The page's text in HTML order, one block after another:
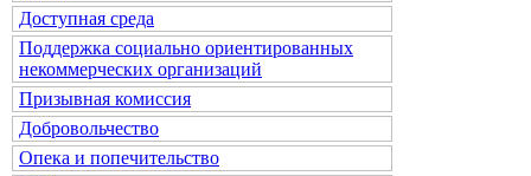
Доступная среда
Поддержка социально ориентированных
некоммерческих организаций
Призывная комиссия
Добровольчество
Опека и попечительство